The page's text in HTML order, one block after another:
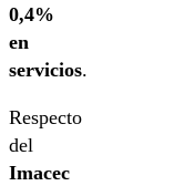
0,4%
en
servicios.
Respecto
del
Imacec